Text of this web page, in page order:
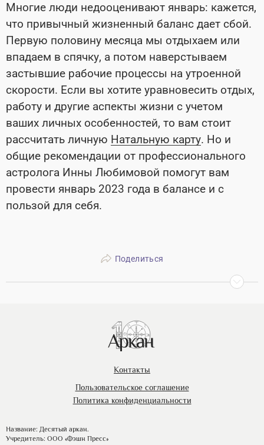
Многие люди недооценивают январь: кажется,
что привычный жизненный баланс дает сбой.
Первую половину месяца мы отдыхаем или
впадаем в спячку, а потом наверстываем
застывшие рабочие процессы на утроенной
скорости. Если вы хотите уравновесить отдых,
работу и другие аспекты жизни с учетом
ваших личных особенностей, то вам стоит
рассчитать личную Натальную карту. Но и
общие рекомендации от профессионального
астролога Инны Любимовой помогут вам
провести январь 2023 года в балансе и с
пользой для себя.
Поделиться
Контакты
Пользовательское соглашение
Политика конфиденциальности
Название: Десятый аркан.
Учредитель: ООО «Фэшн Пресс»